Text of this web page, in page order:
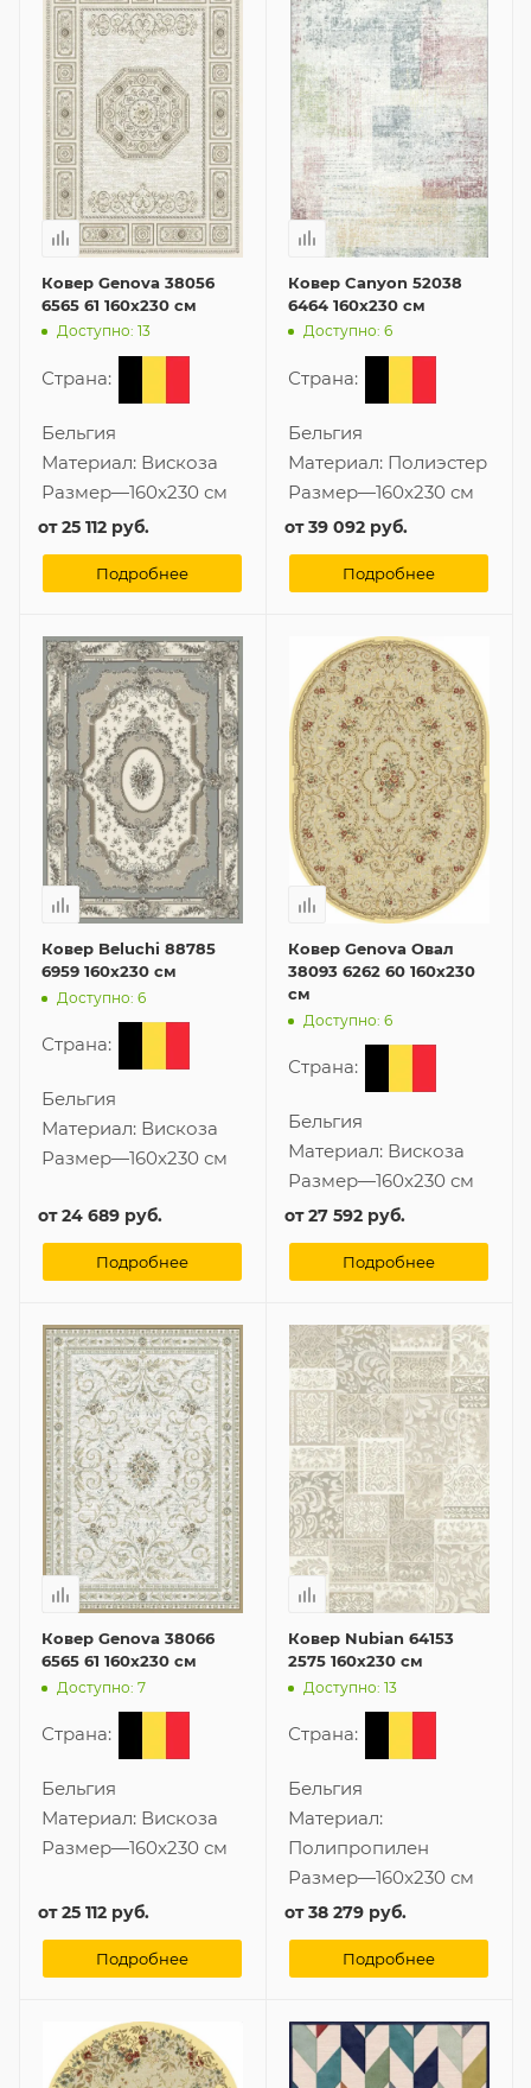
Ковер Genova 38056
6565 61 160x230 см
Доступно: 13
Страна:
Бельгия
Материал: Вискоза
Размер—160x230 см
от25 112 руб.
Подробнее
Ковер Canyon 52038
6464 160x230 см
Доступно: 6
Страна:
Бельгия
Материал: Полиэстер
Размер—160x230 см
от39 092 руб.
Подробнее
Ковер Beluchi 88785
6959 160x230 см
Доступно: 6
Страна:
Бельгия
Материал: Вискоза
Размер—160x230 см
от24 689 руб.
Подробнее
Ковер Genova Овал
38093 6262 60 160x230
см
Доступно: 6
Страна:
Бельгия
Материал: Вискоза
Размер—160x230 см
от27 592 руб.
Подробнее
Ковер Genova 38066
6565 61 160x230 см
Доступно: 7
Страна:
Бельгия
Материал: Вискоза
Размер—160x230 см
от25 112 руб.
Подробнее
Ковер Nubian 64153
2575 160x230 см
Доступно: 13
Страна:
Бельгия
Материал:
Полипропилен
Размер—160x230 см
от38 279 руб.
Подробнее